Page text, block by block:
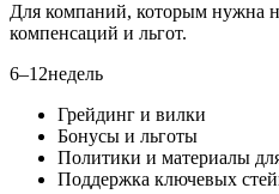
Для компаний, которым нужна
компенсаций и льгот.
6–12недель
Грейдинг и вилки
Бонусы и льготы
Политики и материалы
Поддержка ключевых